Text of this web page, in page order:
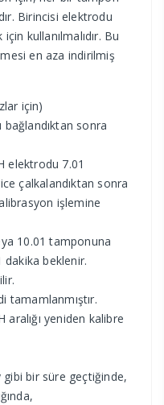
Birincisi elektrodu
kullanılmalıdır. Bu
en aza indirilmiş
için)
bağlandıktan sonra
elektrodu 7.01
çalkalandıktan sonra
işlemine
10.01 tamponuna
dakika beklenir.
tamamlanmıştır.
aralığı yeniden kalibre
bir süre geçtiğinde,